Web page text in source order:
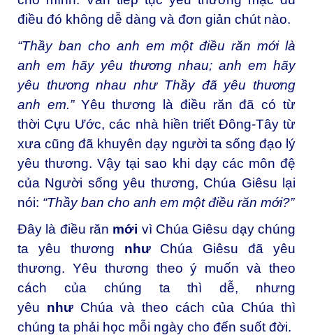
điều đó không dễ dàng và đơn giản chút nào.
“Thầy ban cho anh em một điều răn mới là
anh em hãy yêu thương nhau; anh em hãy
yêu thương nhau như Thầy đã yêu thương
anh em.”Yêu thương là điều răn đã có từ
thời Cựu Ước, các nhà hiền triết Ðông-Tây từ
xưa cũng đã khuyên dạy người ta sống đạo lý
yêu thương. Vậy tại sao khi dạy các môn đệ
của Người sống yêu thương, Chúa Giêsu lại
nói: “Thầy ban cho anh em một điều răn mới?”
Ðây là điều răn mới vì Chúa Giêsu dạy chúng
ta yêu thương nhưChúa Giêsu đã yêu
thương. Yêu thương theo ý muốn và theo
cách của chúng ta thì dễ, nhưng
yêu như Chúa và theo cách của Chúa thì
chúng ta phải học mỗi ngày cho đến suốt đời.